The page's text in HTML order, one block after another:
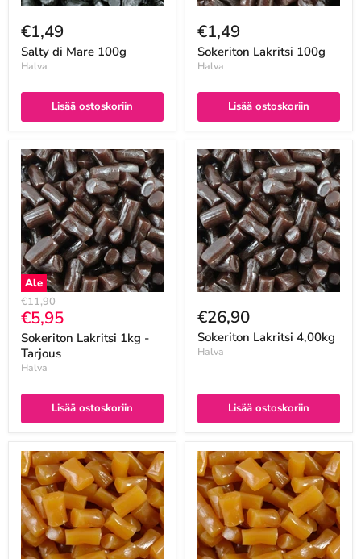
€1,49
Salty di Mare 100g
Halva
Lisää ostoskoriin
€1,49
Sokeriton Lakritsi 100g
Halva
Lisää ostoskoriin
Ale
Alkuperäinen
hinta
€11,90
Nykyinen
hinta
€5,95
Sokeriton Lakritsi 1kg -
Tarjous
Halva
Lisää ostoskoriin
€26,90
Sokeriton Lakritsi 4,00kg
Halva
Lisää ostoskoriin